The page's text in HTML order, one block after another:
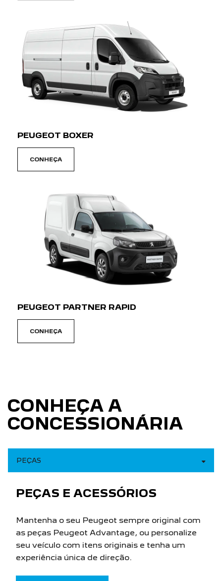
PEUGEOT BOXER
CONHEÇA
PEUGEOT PARTNER RAPID
CONHEÇA
CONHEÇA A
CONCESSIONÁRIA
PEÇAS
PEÇAS E ACESSÓRIOS
Mantenha o seu Peugeot sempre original com
as peças Peugeot Advantage, ou personalize
seu veículo com itens originais e tenha um
experiência única de direção.